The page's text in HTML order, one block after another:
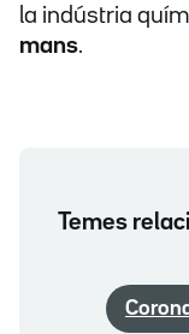
la indústria
mans.
Temes